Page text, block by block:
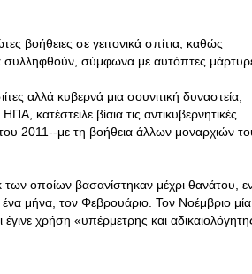
βοήθειες σε γειτονικά σπίτια, καθώς
συλληφθούν, σύμφωνα με αυτόπτες
αλλά κυβερνά μια σουνιτική δυναστεία,
κατέστειλε βίαια τις αντικυβερνητικές
του 2011--με τη βοήθεια άλλων μοναρχιών
οποίων βασανίστηκαν μέχρι θανάτου,
μήνα, τον Φεβρουάριο. Τον Νοέμβριο μία
χρήση «υπέρμετρης και